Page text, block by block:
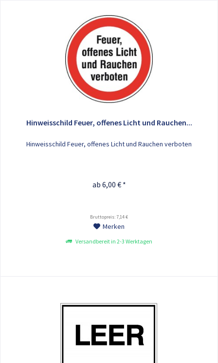
Hinweisschild Feuer, offenes Licht und Rauchen...
Hinweisschild Feuer, offenes Licht und Rauchen verboten
ab 6,00 € *
Bruttopreis: 7,14 €
Merken
Versandbereit in 2-3 Werktagen